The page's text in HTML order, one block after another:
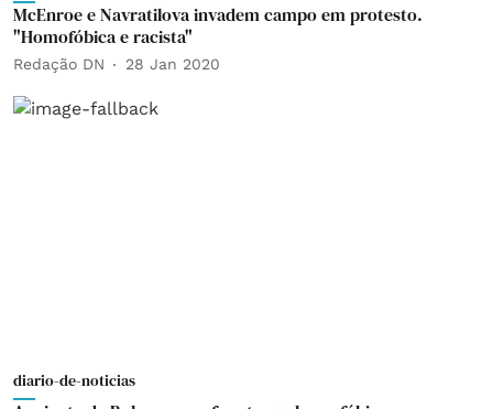
McEnroe e Navratilova invadem campo em protesto.
"Homofóbica e racista"
Redação DN 28 Jan 2020
diario-de-noticias